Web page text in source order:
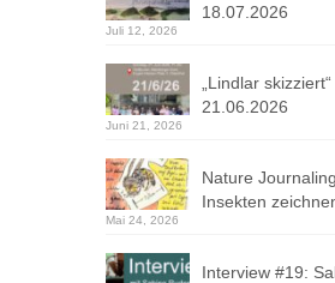
18.07.2026
Juli 12, 2026
„Lindlar
21.06.2026
Juni 21, 2026
Nature
Insekten
Mai 24, 2026
Interview #19: